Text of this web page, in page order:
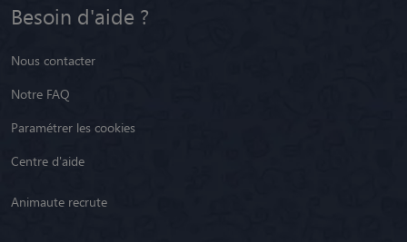
Besoin d'aide ?
Nous contacter
Notre FAQ
Paramétrer les cookies
Centre d'aide
Animaute recrute